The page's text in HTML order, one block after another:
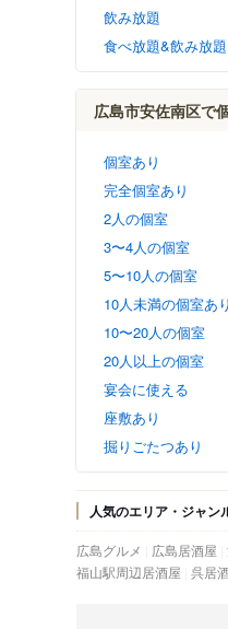
飲み放題
食べ放題&飲み放題
広島市安佐南区で
個室あり
完全個室あり
2人の個室
3〜4人の個室
5〜10人の個室
10人未満の個室あり
10〜20人の個室
20人以上の個室
宴会に使える
座敷あり
掘りごたつあり
人気のエリア・ジャン
広島グルメ 広島居酒屋
福山駅周辺居酒屋 呉居